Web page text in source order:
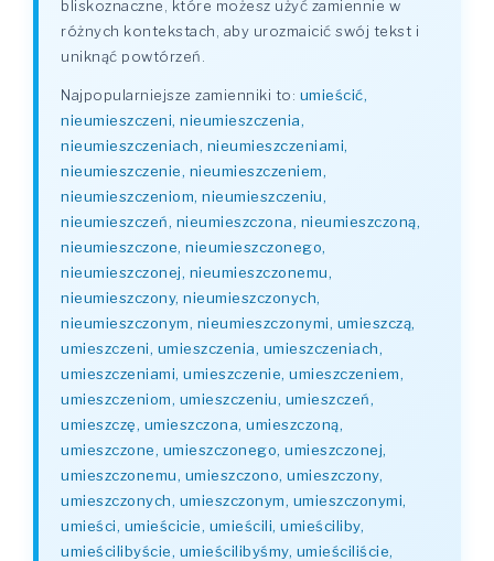
bliskoznaczne, które możesz użyć zamiennie w
różnych kontekstach, aby urozmaicić swój tekst i
uniknąć powtórzeń.
Najpopularniejsze zamienniki to: umieścić,
nieumieszczeni, nieumieszczenia,
nieumieszczeniach, nieumieszczeniami,
nieumieszczenie, nieumieszczeniem,
nieumieszczeniom, nieumieszczeniu,
nieumieszczeń, nieumieszczona, nieumieszczoną,
nieumieszczone, nieumieszczonego,
nieumieszczonej, nieumieszczonemu,
nieumieszczony, nieumieszczonych,
nieumieszczonym, nieumieszczonymi, umieszczą,
umieszczeni, umieszczenia, umieszczeniach,
umieszczeniami, umieszczenie, umieszczeniem,
umieszczeniom, umieszczeniu, umieszczeń,
umieszczę, umieszczona, umieszczoną,
umieszczone, umieszczonego, umieszczonej,
umieszczonemu, umieszczono, umieszczony,
umieszczonych, umieszczonym, umieszczonymi,
umieści, umieścicie, umieścili, umieściliby,
umieścilibyście, umieścilibyśmy, umieściliście,